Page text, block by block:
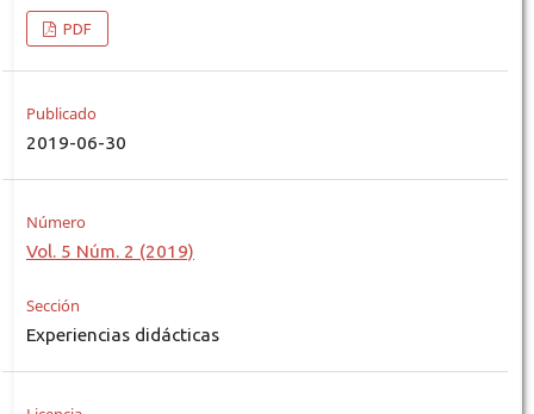
PDF
Publicado
2019-06-30
Número
Vol. 5 Núm. 2 (2019)
Sección
Experiencias didácticas